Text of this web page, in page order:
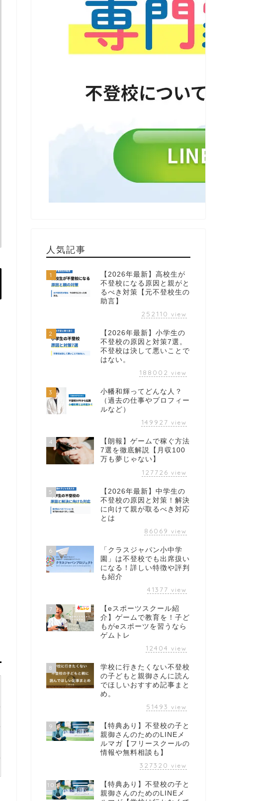
人気記事
1
【2026年最新】高校生が
不登校になる原因と親がと
るべき対策【元不登校生の
助言】
252110 view
2
【2026年最新】小学生の
不登校の原因と対策7選。
不登校は決して悪いことで
はない。
188002 view
3
小幡和輝ってどんな人？
（過去の仕事やプロフィー
ルなど）
149927 view
4
【朗報】ゲームで稼ぐ方法
7選を徹底解説【月収100
万も夢じゃない】
127726 view
5
【2026年最新】中学生の
不登校の原因と対策！解決
に向けて親が取るべき対応
とは
86069 view
6
「クラスジャパン小中学
園」は不登校でも出席扱い
になる！詳しい特徴や評判
も紹介
41377 view
7
【eスポーツスクール紹
介】ゲームで教育を！子ど
もがeスポーツを習うなら
ゲムトレ
12404 view
8
学校に行きたくない不登校
の子どもと親御さんに読ん
でほしいおすすめ記事まと
め。
51493 view
9
【特典あり】不登校の子と
親御さんのためのLINEメ
ルマガ【フリースクールの
情報や無料相談も】
327320 view
10
【特典あり】不登校の子と
親御さんのためのLINEメ